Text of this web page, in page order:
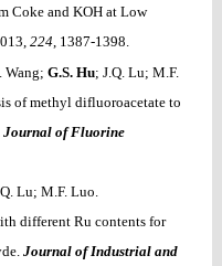
Coke and KOH at Low
224, 1387-1398.
Wang; G.S. Hu; J.Q. Lu; M.F.
of methyl difluoroacetate to
Journal of Fluorine
Lu; M.F. Luo.
different Ru contents for
Journal of Industrial and